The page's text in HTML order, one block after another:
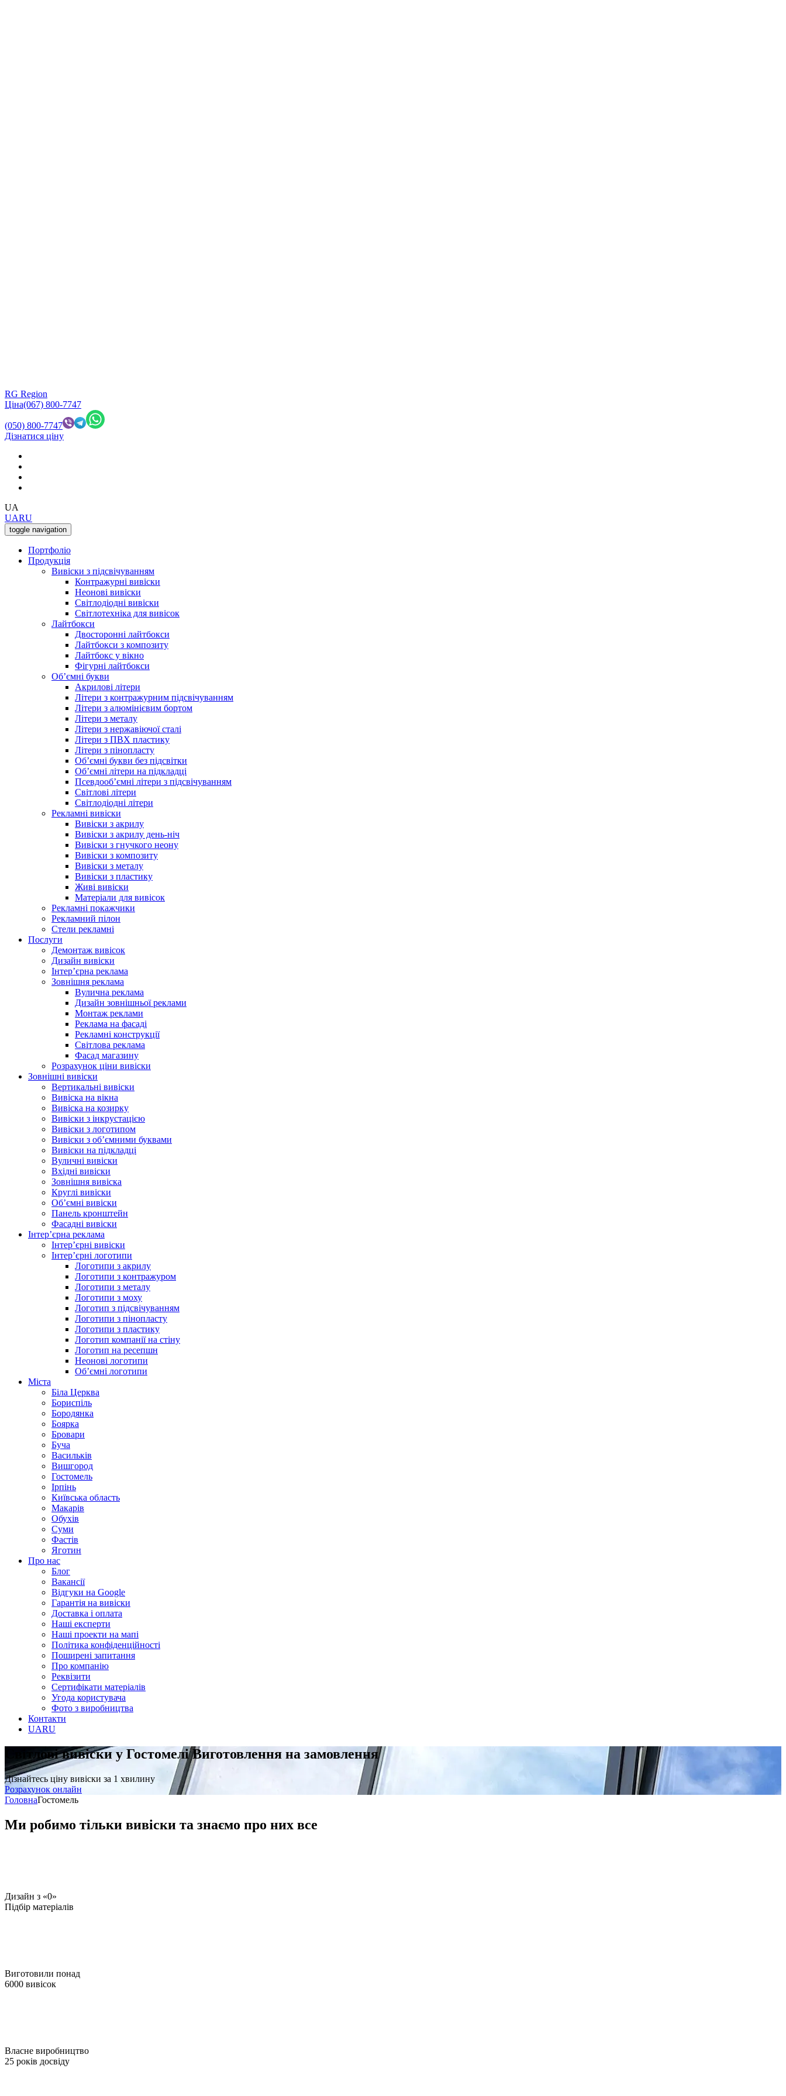
RG Region
Ціна(067) 800-7747
(050) 800-7747
Дізнатися ціну
UA
UARU
toggle navigation
Портфоліо
Продукція
Вивіски з підсвічуванням
Контражурні вивіски
Неонові вивіски
Світлодіодні вивіски
Світлотехніка для вивісок
Лайтбокси
Двосторонні лайтбокси
Лайтбокси з композиту
Лайтбокс у вікно
Фігурні лайтбокси
Об’ємні букви
Акрилові літери
Літери з контражурним підсвічуванням
Літери з алюмінієвим бортом
Літери з металу
Літери з нержавіючої сталі
Літери з ПВХ пластику
Літери з пінопласту
Об’ємні букви без підсвітки
Об’ємні літери на підкладці
Псевдооб’ємні літери з підсвічуванням
Світлові літери
Світлодіодні літери
Рекламні вивіски
Вивіски з акрилу
Вивіски з акрилу день-ніч
Вивіски з гнучкого неону
Вивіски з композиту
Вивіски з металу
Вивіски з пластику
Живі вивіски
Матеріали для вивісок
Рекламні покажчики
Рекламний пілон
Стели рекламні
Послуги
Демонтаж вивісок
Дизайн вивіски
Інтер’єрна реклама
Зовнішня реклама
Вулична реклама
Дизайн зовнішньої реклами
Монтаж реклами
Реклама на фасаді
Рекламні конструкції
Світлова реклама
Фасад магазину
Розрахунок ціни вивіски
Зовнішні вивіски
Вертикальні вивіски
Вивіска на вікна
Вивіска на козирку
Вивіски з інкрустацією
Вивіски з логотипом
Вивіски з об’ємними буквами
Вивіски на підкладці
Вуличні вивіски
Вхідні вивіски
Зовнішня вивіска
Круглі вивіски
Об’ємні вивіски
Панель кронштейн
Фасадні вивіски
Інтер’єрна реклама
Інтер’єрні вивіски
Інтер’єрні логотипи
Логотипи з акрилу
Логотипи з контражуром
Логотипи з металу
Логотипи з моху
Логотип з підсвічуванням
Логотипи з пінопласту
Логотипи з пластику
Логотип компанії на стіну
Логотип на ресепшн
Неонові логотипи
Об’ємні логотипи
Міста
Біла Церква
Бориспіль
Бородянка
Боярка
Бровари
Буча
Васильків
Вишгород
Гостомель
Ірпінь
Київська область
Макарів
Обухів
Суми
Фастів
Яготин
Про нас
Блог
Вакансії
Відгуки на Google
Гарантія на вивіски
Доставка і оплата
Наші експерти
Наші проекти на мапі
Політика конфіденційності
Поширені запитання
Про компанію
Реквізити
Сертифікати матеріалів
Угода користувача
Фото з виробництва
Контакти
UARU
Світлові вивіски у ГостомеліВиготовлення на замовлення
Дізнайтесь ціну вивіски за 1 хвилину
Розрахунок онлайн
ГоловнаГостомель
Ми робимо тільки вивіски та знаємо про них все
Дизайн з «0»
Підбір матеріалів
Виготовили понад
6000 вивісок
Власне виробництво
25 років досвіду